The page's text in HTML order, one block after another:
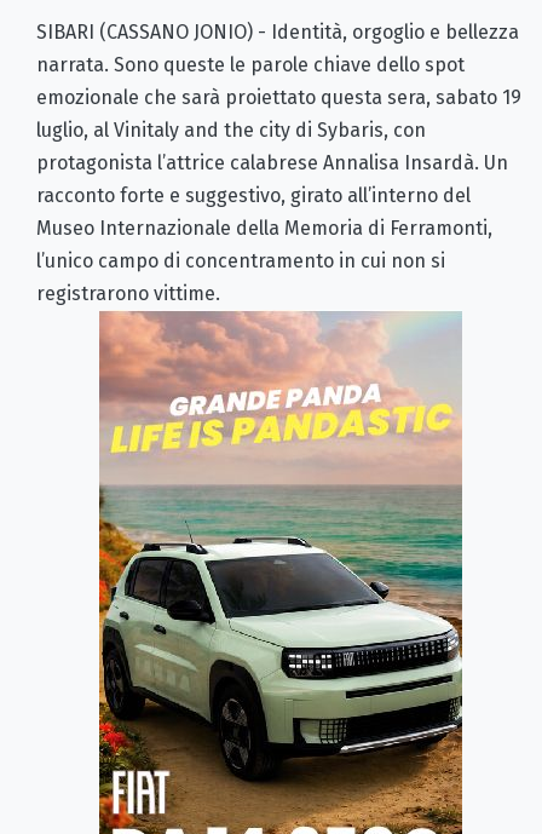
SIBARI (CASSANO JONIO) - Identità, orgoglio e bellezza
narrata. Sono queste le parole chiave dello spot
emozionale che sarà proiettato questa sera, sabato 19
luglio, al Vinitaly and the city di Sybaris, con
protagonista l’attrice calabrese Annalisa Insardà. Un
racconto forte e suggestivo, girato all’interno del
Museo Internazionale della Memoria di Ferramonti,
l’unico campo di concentramento in cui non si
registrarono vittime.